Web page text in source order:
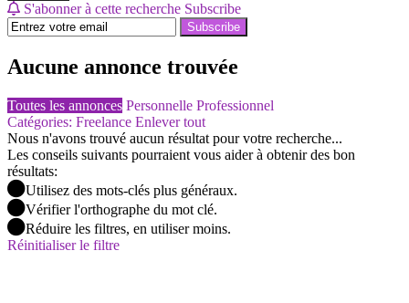
S'abonner à cette recherche Subscribe
Subscribe
Aucune annonce trouvée
Toutes les annonces Personnelle Professionnel
Catégories: Freelance Enlever tout
Nous n'avons trouvé aucun résultat pour votre recherche...
Les conseils suivants pourraient vous aider à obtenir des bon
résultats:
Utilisez des mots-clés plus généraux.
Vérifier l'orthographe du mot clé.
Réduire les filtres, en utiliser moins.
Réinitialiser le filtre